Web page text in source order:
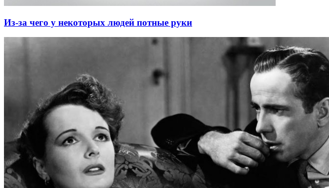
Из-за чего у некоторых людей потные руки